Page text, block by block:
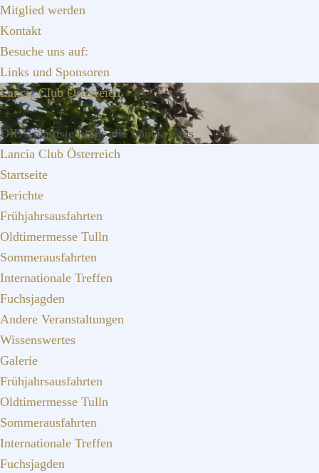
Zur
springen
Zum
springen
Zur
springen
Mitglied werden
Kontakt
Besuche uns auf:
Links und Sponsoren
Lancia Club Österreich
DIE Anlaufstelle für alle Lancia Fans
Lancia Club Österreich
Startseite
Berichte
Frühjahrsausfahrten
Oldtimermesse Tulln
Sommerausfahrten
Internationale Treffen
Fuchsjagden
Andere Veranstaltungen
Wissenswertes
Galerie
Frühjahrsausfahrten
Oldtimermesse Tulln
Sommerausfahrten
Internationale Treffen
Fuchsjagden